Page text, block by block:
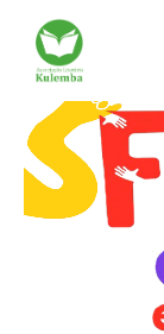
content